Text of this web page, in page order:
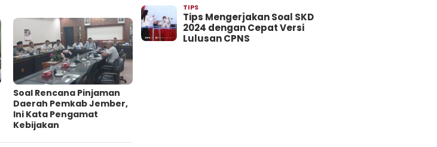
‎Soal Rencana Pinjaman
Daerah Pemkab Jember,
Ini Kata Pengamat
Kebijakan ‎
TIPS
Tips Mengerjakan Soal SKD
2024 dengan Cepat Versi
Lulusan CPNS